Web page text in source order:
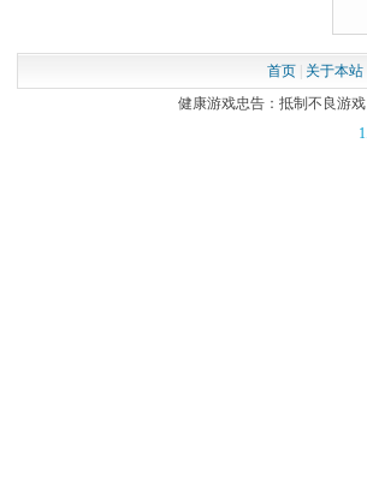
首页| 关于本站|
健康游戏忠告：抵制不良游